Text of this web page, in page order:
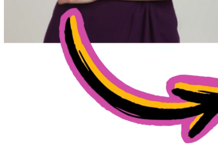
Multiples Niveaux de Résolution
Quatre niveaux de qualité de 360p économique à 1080p premium
utilisant le générateur vidéo IA Pixverse. Les options flexibles
s'adaptent à toute exigence de projet avec la technologie Pixverse,
du test à la production finale.
Contrôle de Trame de Fin
Créez des boucles parfaites avec spécification des trames de début et
de fin utilisant Pixverse. Ce générateur vidéo IA Pixverse offre une
capacité avancée pour des animations fluides et continues avec la